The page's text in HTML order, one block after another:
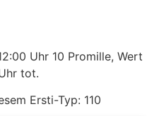
Uhr 10 Promille, Wert
tot.
Ersti-Typ: 110